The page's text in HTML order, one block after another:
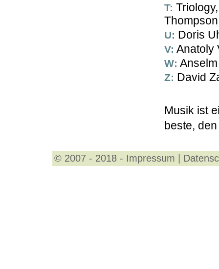
T: Triology, Achim Tang, Klaus Trabitsch, Malachi
U: Doris
V:
W:
Z:
Musik ist
beste,
© 2007 - 2018 - Impressum